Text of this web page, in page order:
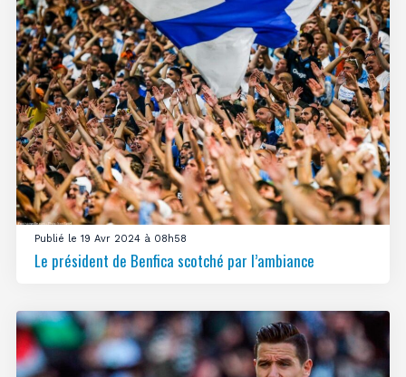
Publié le 19 Avr 2024 à 08h58
Le président de Benfica scotché par l’ambiance